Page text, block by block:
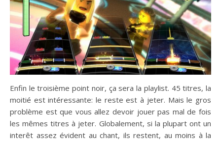
Enfin le troisième point noir, ça sera la playlist. 45 titres, la
moitié est intéressante: le reste est à jeter. Mais le gros
problème est que vous allez devoir jouer pas mal de fois
les mêmes titres à jeter. Globalement, si la plupart ont un
interêt assez évident au chant, ils restent, au moins à la